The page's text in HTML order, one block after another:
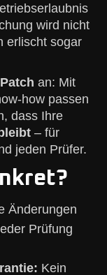
wird nicht
erlischt sogar
an: Mit
how passen
dass Ihre
– für
jeden Prüfer.
Änderungen
Prüfung
Kein